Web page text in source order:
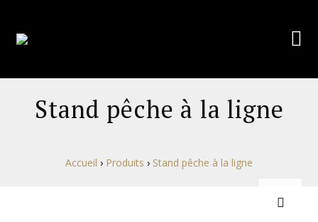
Stand pêche à la ligne
Accueil › Produits › Stand pêche à la ligne